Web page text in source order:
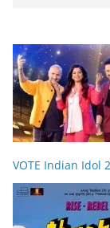
VOTE Indian Idol